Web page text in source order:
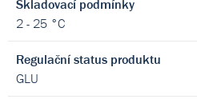
Skladovací podmínky
2 - 25 °C
Regulační status produktu
GLU